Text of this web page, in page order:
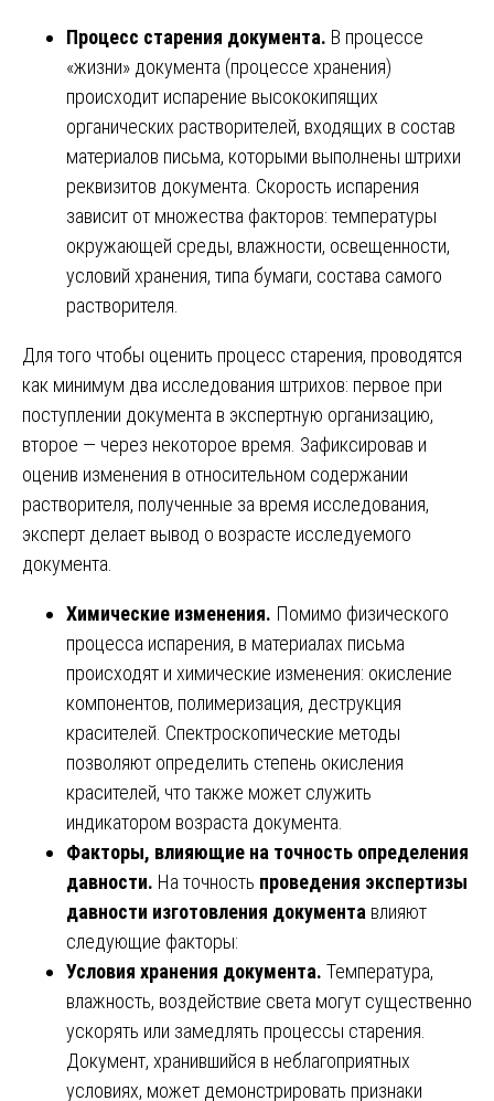
Процесс старения документа. В процессе
«жизни» документа (процессе хранения)
происходит испарение высококипящих
органических растворителей, входящих в состав
материалов письма, которыми выполнены штрихи
реквизитов документа. Скорость испарения
зависит от множества факторов: температуры
окружающей среды, влажности, освещенности,
условий хранения, типа бумаги, состава самого
растворителя.
Для того чтобы оценить процесс старения, проводятся
как минимум два исследования штрихов: первое при
поступлении документа в экспертную организацию,
второе — через некоторое время. Зафиксировав и
оценив изменения в относительном содержании
растворителя, полученные за время исследования,
эксперт делает вывод о возрасте исследуемого
документа.
Химические изменения. Помимо физического
процесса испарения, в материалах письма
происходят и химические изменения: окисление
компонентов, полимеризация, деструкция
красителей. Спектроскопические методы
позволяют определить степень окисления
красителей, что также может служить
индикатором возраста документа.
Факторы, влияющие на точность определения
давности. На точность проведения экспертизы
давности изготовления документа влияют
следующие факторы:
Условия хранения документа. Температура,
влажность, воздействие света могут существенно
ускорять или замедлять процессы старения.
Документ, хранившийся в неблагоприятных
условиях, может демонстрировать признаки